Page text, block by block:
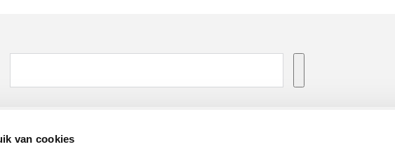
van cookies